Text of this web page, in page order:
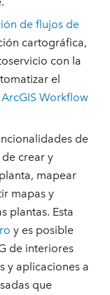
de flujos de
cartográfica,
con la
el
ArcGIS Workflow
de
crear y
mapear
mapas y
plantas. Esta
y es posible
de interiores
y aplicaciones a
que